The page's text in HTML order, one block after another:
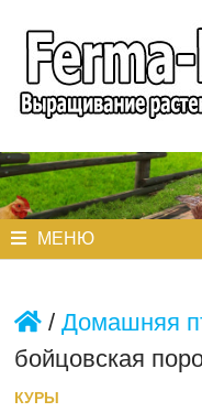
содержимому
МЕНЮ
/ Домашняя
бойцовская
КУРЫ